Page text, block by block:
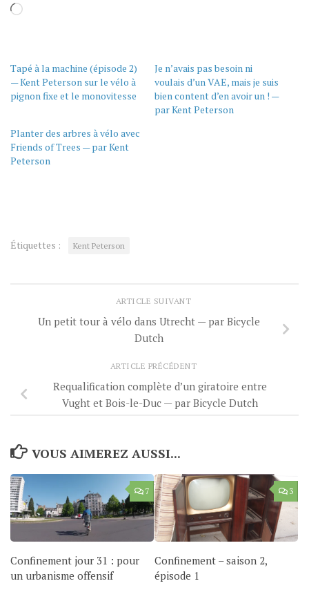
Chargement…
Tapé à la machine (épisode 2)
— Kent Peterson sur le vélo à
pignon fixe et le monovitesse
Je n’avais pas besoin ni
voulais d’un VAE, mais je suis
bien content d’en avoir un ! —
par Kent Peterson
Planter des arbres à vélo avec
Friends of Trees — par Kent
Peterson
Étiquettes : Kent Peterson
ARTICLE SUIVANT
Un petit tour à vélo dans Utrecht — par Bicycle
Dutch
ARTICLE PRÉCÉDENT
Requalification complète d’un giratoire entre
Vught et Bois-le-Duc — par Bicycle Dutch
VOUS AIMEREZ AUSSI...
7
Confinement jour 31 : pour
un urbanisme offensif
3
Confinement – saison 2,
épisode 1